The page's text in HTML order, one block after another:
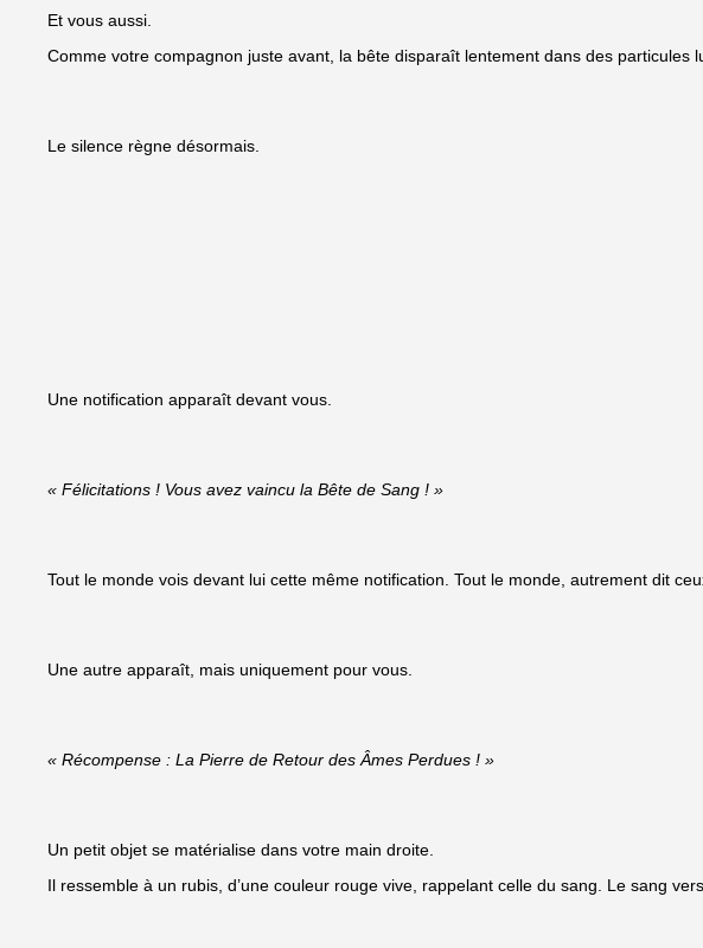
Et vous aussi.
Comme votre compagnon juste avant, la bête disparaît lentement dans des particules
Le silence règne désormais.
Une notification apparaît devant vous.
« Félicitations ! Vous avez vaincu la Bête de Sang ! »
Tout le monde vois devant lui cette même notification. Tout le monde, autrement dit
Une autre apparaît, mais uniquement pour vous.
« Récompense : La Pierre de Retour des Âmes Perdues ! »
Un petit objet se matérialise dans votre main droite.
Il ressemble à un rubis, d’une couleur rouge vive, rappelant celle du sang. Le sang